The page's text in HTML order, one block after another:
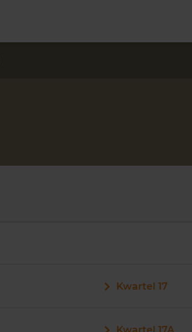
Kwartel 17